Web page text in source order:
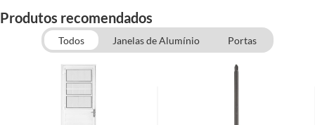
Produtos recomendados
Todos Janelas de Alumínio Portas